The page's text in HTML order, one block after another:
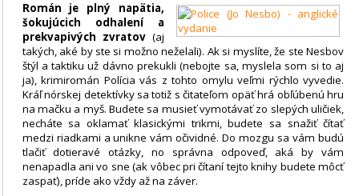
Román je plný napätia,
šokujúcich odhalení a
prekvapivých zvratov(aj
takých, aké by ste si možno neželali). Ak si myslíte, že ste Nesbov
štýl a taktiku už dávno prekukli (nebojte sa, myslela som si to aj
ja), krimiromán Polícia vás z tohto omylu veľmi rýchlo vyvedie.
Kráľ nórskej detektívky sa totiž s čitateľom opäť hrá obľúbenú hru
na mačku a myš. Budete sa musieť vymotávať zo slepých uličiek,
necháte sa oklamať klasickými trikmi, budete sa snažiť čítať
medzi riadkami a unikne vám očividné. Do mozgu sa vám budú
tlačiť dotieravé otázky, no správna odpoveď, aká by vám
nenapadla ani vo sne (ak vôbec pri čítaní tejto knihy budete môcť
zaspať), príde ako vždy až na záver.